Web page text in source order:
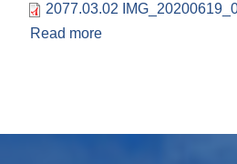
2077.03.02
Read more